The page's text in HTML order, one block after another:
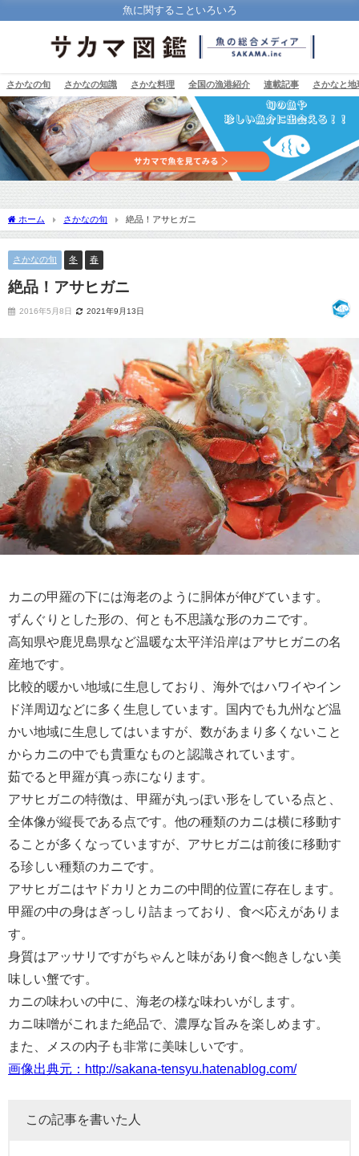
魚に関することいろいろ
さかなの旬 さかなの知識 さかな料理 全国の漁港紹介 連載記事 さかなと地
ホーム さかなの旬 絶品！アサヒガニ
さかなの旬 冬 春
絶品！アサヒガニ
2016年5月8日 2021年9月13日
カニの甲羅の下には海老のように胴体が伸びています。
ずんぐりとした形の、何とも不思議な形のカニです。
高知県や鹿児島県など温暖な太平洋沿岸はアサヒガニの名
産地です。
比較的暖かい地域に生息しており、海外ではハワイやイン
ド洋周辺などに多く生息しています。国内でも九州など温
かい地域に生息してはいますが、数があまり多くないこと
からカニの中でも貴重なものと認識されています。
茹でると甲羅が真っ赤になります。
アサヒガニの特徴は、甲羅が丸っぽい形をしている点と、
全体像が縦長である点です。他の種類のカニは横に移動す
ることが多くなっていますが、アサヒガニは前後に移動す
る珍しい種類のカニです。
アサヒガニはヤドカリとカニの中間的位置に存在します。
甲羅の中の身はぎっしり詰まっており、食べ応えがありま
す。
身質はアッサリですがちゃんと味があり食べ飽きしない美
味しい蟹です。
カニの味わいの中に、海老の様な味わいがします。
カニ味噌がこれまた絶品で、濃厚な旨みを楽しめます。
また、メスの内子も非常に美味しいです。
画像出典元：http://sakana-tensyu.hatenablog.com/
この記事を書いた人